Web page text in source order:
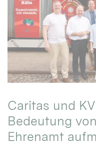
Caritas und
Bedeutung
Ehrenamt